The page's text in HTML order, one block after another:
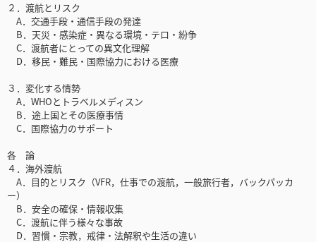
２．渡航とリスク
A．交通手段・通信手段の発達
B．天災・感染症・異なる環境・テロ・紛争
C．渡航者にとっての異文化理解
D．移民・難民・国際協力における医療
３．変化する情勢
A．WHOとトラベルメディスン
B．途上国とその医療事情
C．国際協力のサポート
各 論
４．海外渡航
A．目的とリスク（VFR，仕事での渡航，一般旅行者，バックパッカ
ー）
B．安全の確保・情報収集
C．渡航に伴う様々な事故
D．習慣・宗教，戒律・法解釈や生活の違い